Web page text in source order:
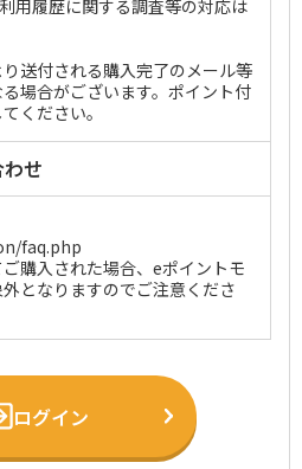
用履歴に関する調査等の対応は
送付される購入完了のメール等
場合がございます。ポイント付
ください。
せ
faq.php
購入された場合、eポイントモ
となりますのでご注意くださ
ログイン